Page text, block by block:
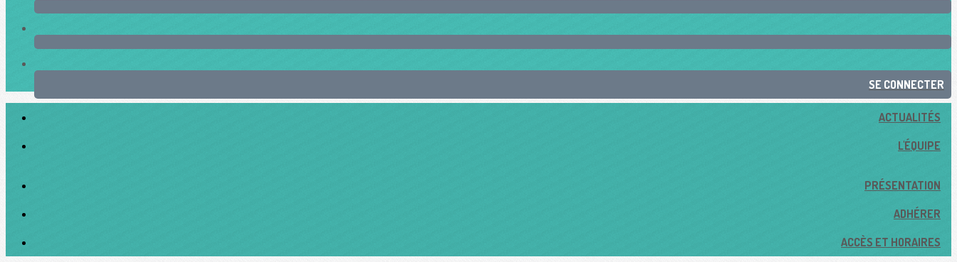
SE CONNECTER
ACTUALITÉS
L'ÉQUIPE
PRÉSENTATION
ADHÉRER
ACCÈS ET HORAIRES